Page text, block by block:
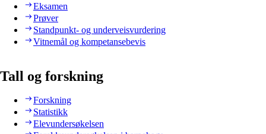
Eksamen
Prøver
Standpunkt- og underveisvurdering
Vitnemål og kompetansebevis
Tall og forskning
Forskning
Statistikk
Elevundersøkelsen